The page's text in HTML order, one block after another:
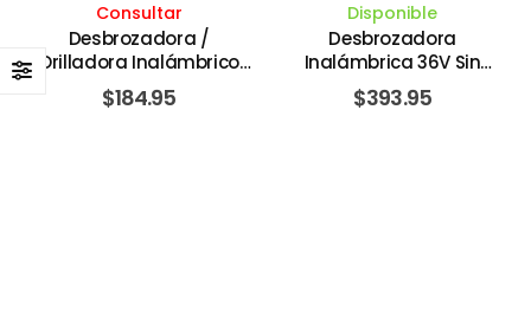
Consultar
Desbrozadora /
Orilladora Inalámbrico
20V 2.0 Amperios con
Batería y Cargador.
$184.95
Disponible
Desbrozadora
Inalámbrica 36V Sin
Batería . MAKITA
$393.95